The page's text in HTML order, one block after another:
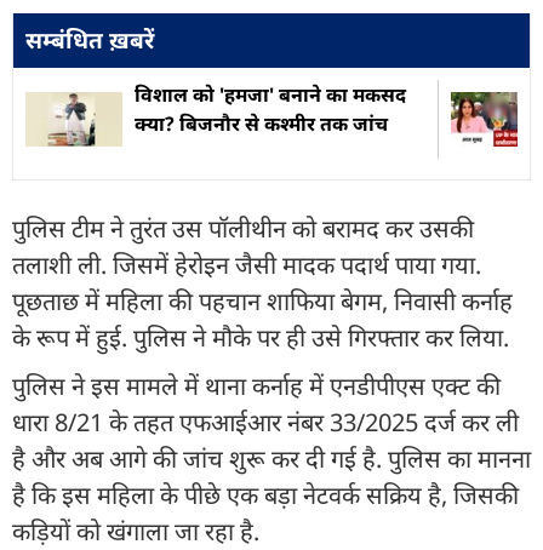
सम्बंधित ख़बरें
विशाल को 'हमजा' बनाने का मकसद
क्या? बिजनौर से कश्मीर तक जांच
पुलिस टीम ने तुरंत उस पॉलीथीन को बरामद कर उसकी
तलाशी ली. जिसमें हेरोइन जैसी मादक पदार्थ पाया गया.
पूछताछ में महिला की पहचान शाफिया बेगम, निवासी कर्नाह
के रूप में हुई. पुलिस ने मौके पर ही उसे गिरफ्तार कर लिया.
पुलिस ने इस मामले में थाना कर्नाह में एनडीपीएस एक्ट की
धारा 8/21 के तहत एफआईआर नंबर 33/2025 दर्ज कर ली
है और अब आगे की जांच शुरू कर दी गई है. पुलिस का मानना
है कि इस महिला के पीछे एक बड़ा नेटवर्क सक्रिय है, जिसकी
कड़ियों को खंगाला जा रहा है.